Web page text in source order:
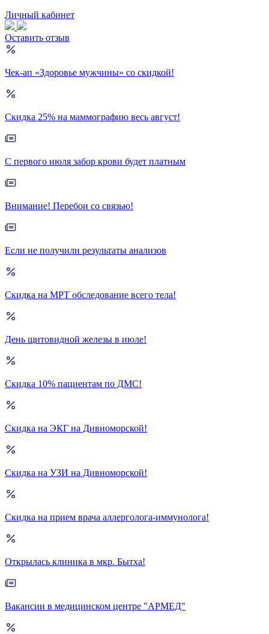
Личный кабинет
Оставить отзыв
Чек-ап «Здоровье мужчины» со скидкой!
Скидка 25% на маммографию весь август!
С первого июля забор крови будет платным
Внимание! Перебои со связью!
Если не получили результаты анализов
Скидка на МРТ обследование всего тела!
День щитовидной железы в июле!
Скидка 10% пациентам по ДМС!
Скидка на ЭКГ на Дивноморской!
Скидка на УЗИ на Дивноморской!
Скидка на прием врача аллерголога-иммунолога!
Открылась клиника в мкр. Бытха!
Вакансии в медицинском центре "АРМЕД"